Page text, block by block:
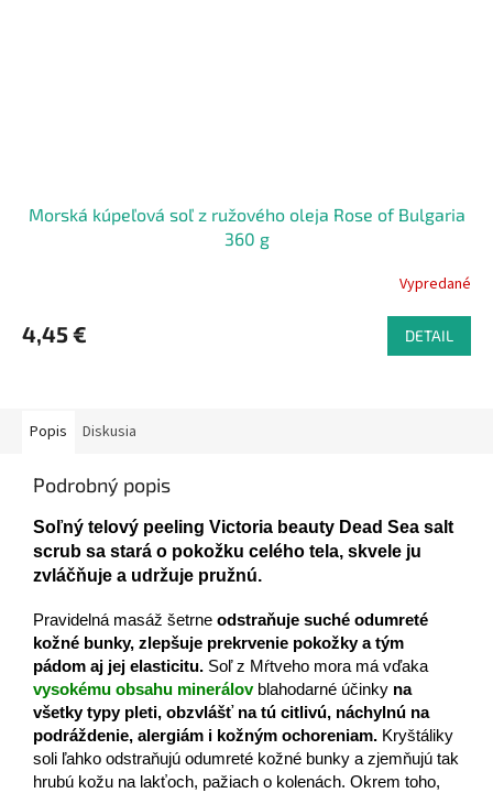
Morská kúpeľová soľ z ružového oleja Rose of Bulgaria
360 g
Vypredané
4,45 € DETAIL
Popis Diskusia
Podrobný popis
Soľný telový peeling Victoria beauty Dead Sea salt
scrub sa stará o pokožku celého tela, skvele ju
zvláčňuje a udržuje pružnú.
Pravidelná masáž šetrne odstraňuje suché odumreté
kožné bunky, zlepšuje prekrvenie pokožky a tým
pádom aj jej elasticitu. Soľ z Mŕtveho mora má vďaka
vysokému obsahu minerálovblahodarné účinky na
všetky typy pleti, obzvlášť na tú citlivú, náchylnú na
podráždenie, alergiám i kožným ochoreniam. Kryštáliky
soli ľahko odstraňujú odumreté kožné bunky a zjemňujú tak
hrubú kožu na lakťoch, pažiach o kolenách. Okrem toho,